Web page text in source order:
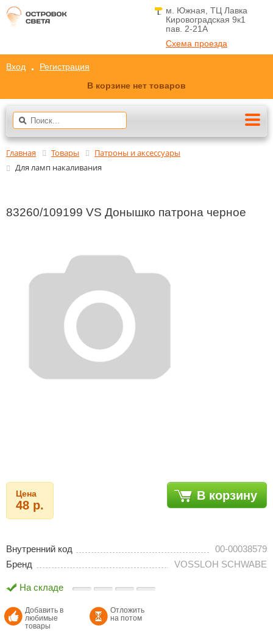
м. Южная, ТЦ Лавка
Кировоградская 9к1
пав. 2-21A
Схема проезда
Вход
Регистрация
В корзине нет товаров
Главная Товары
Патроны и аксессуары
Для ламп накаливания
83260/109199 VS Донышко патрона черное
Цена
48 р.
В корзину
Внутренний код
00-00038579
Бренд
VOSSLOH SCHWABE
На складе
Добавить в
любимые
товары
Отложить
на потом